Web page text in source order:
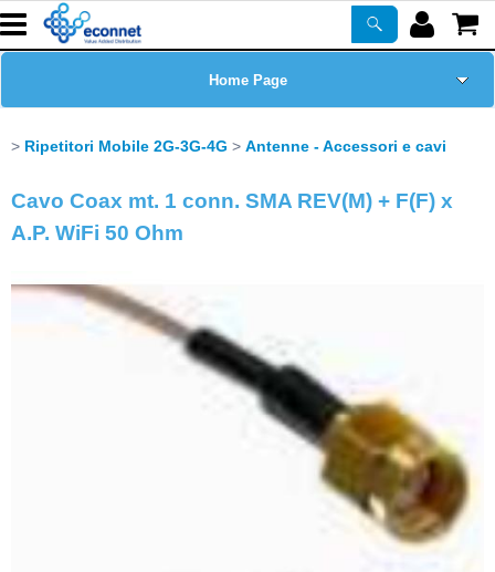
Home Page
Prodotti
Certificazioni
Newsletter
Ripetitori Mobile 2G-3G-4G Antenne - Accessori e cavi
Cavo Coax mt. 1 conn. SMA REV(M) + F(F) x
A.P. WiFi 50 Ohm